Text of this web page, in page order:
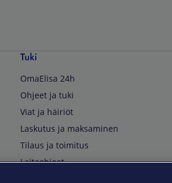
Tuki
OmaElisa 24h
Ohjeet ja tuki
Viat ja häiriöt
Laskutus ja maksaminen
Tilaus ja toimitus
Laiteohjeet